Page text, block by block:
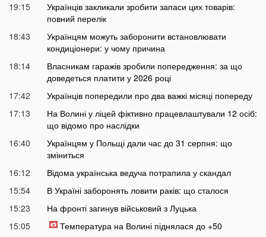
19:15
Українців закликали зробити запаси цих товарів:
повний перелік
18:43
Українцям можуть заборонити встановлювати
кондиціонери: у чому причина
18:14
Власникам гаражів зробили попередження: за що
доведеться платити у 2026 році
17:42
Українців попередили про два важкі місяці попереду
17:13
На Волині у ліцей фіктивно працевлаштували 12 осіб:
що відомо про наслідки
16:40
Українцям у Польщі дали час до 31 серпня: що
зміниться
16:12
Відома українська ведуча потрапила у скандал
15:54
В Україні заборонять ловити раків: що сталося
15:23
На фронті загинув військовий з Луцька
15:05
Температура на Волині піднялася до +50